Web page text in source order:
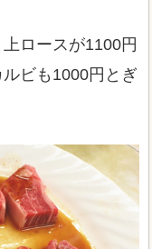
ロースが1100円
ビも1000円とぎ